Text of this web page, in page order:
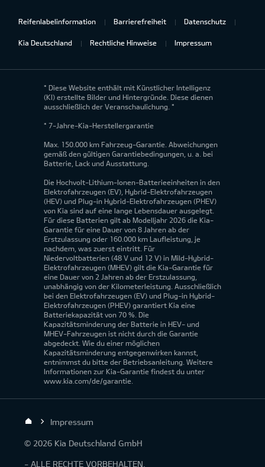
Reifenlabelinformation Barrierefreiheit Datenschutz
Kia Deutschland Rechtliche Hinweise Impressum
* Diese Website enthält mit Künstlicher Intelligenz
(KI) erstellte Bilder und Hintergründe. Diese dienen
ausschließlich der Veranschaulichung. *
* 7-Jahre-Kia-Herstellergarantie
Max. 150.000 km Fahrzeug-Garantie. Abweichungen
gemäß den gültigen Garantiebedingungen, u. a. bei
Batterie, Lack und Ausstattung.
Die Hochvolt-Lithium-Ionen-Batterieeinheiten in den
Elektrofahrzeugen (EV), Hybrid-Elektrofahrzeugen
(HEV) und Plug-in Hybrid-Elektrofahrzeugen (PHEV)
von Kia sind auf eine lange Lebensdauer ausgelegt.
Für diese Batterien gilt ab Modelljahr 2026 die Kia-
Garantie für eine Dauer von 8 Jahren ab der
Erstzulassung oder 160.000 km Laufleistung, je
nachdem, was zuerst eintritt. Für
Niedervoltbatterien (48 V und 12 V) in Mild-Hybrid-
Elektrofahrzeugen (MHEV) gilt die Kia-Garantie für
eine Dauer von 2 Jahren ab der Erstzulassung,
unabhängig von der Kilometerleistung. Ausschließlich
bei den Elektrofahrzeugen (EV) und Plug-in Hybrid-
Elektrofahrzeugen (PHEV) garantiert Kia eine
Batteriekapazität von 70 %. Die
Kapazitätsminderung der Batterie in HEV- und
MHEV-Fahrzeugen ist nicht durch die Garantie
abgedeckt. Wie du einer möglichen
Kapazitätsminderung entgegenwirken kannst,
entnimmst du bitte der Betriebsanleitung. Weitere
Informationen zur Kia-Garantie findest du unter
www.kia.com/de/garantie.
Impressum
© 2026 Kia Deutschland GmbH
- ALLE RECHTE VORBEHALTEN.